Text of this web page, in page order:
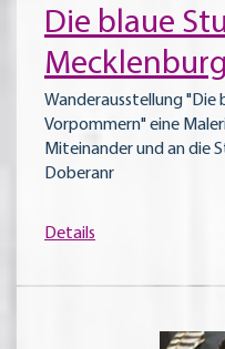
Die blaue
Wanderausstellung "Die
Vorpommern" eine
Miteinander und an die
Doberanr
Details